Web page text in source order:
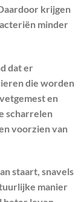
krijgen
minder
dat er
die worden
en
scharrelen
voorzien van
staart, snavels
manier